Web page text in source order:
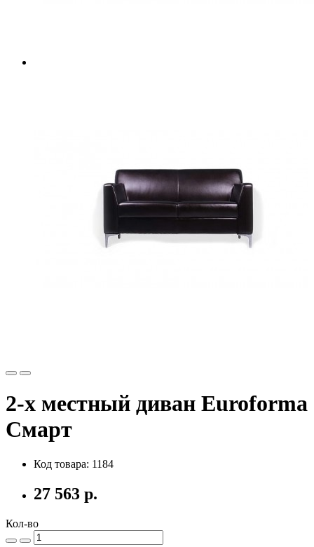
2-х местный диван Euroforma
Смарт
Код товара: 1184
27 563 р.
Кол-во